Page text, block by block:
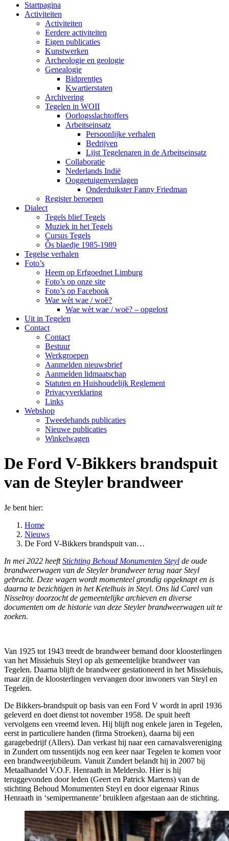
Startpagina
Activiteiten
Activiteiten
Eerdere activiteiten
Eigen publicaties
Kunstwerken
Archeologie en geologie
Genealogie
Bidprentjes
Kwartierstaten
Archivering
Tegelen in WOII
Oorlogsslachtoffers
Arbeitseinsatz
Persoonlijke verhalen
Bedrijven
Lijst Tegelenaren in de Arbeitseinsatz
Collaboratie
Nederlands Indië
Ooggetuigenverslagen
Onderduikster Fanny Friedman
Register beroepen
Dialect
Tegels blief Tegels
Muziek in het Tegels
Cursus Tegels
Ôs blaedje 1985-1989
Tegelse verhalen
Foto’s
Heem op Erfgoednet Limburg
Foto’s op onze site
Foto’s op Facebook
Wae wèt wae / woë?
Wae wèt wae / woë? – opgelost
Uit in Tegelen
Contact
Contact
Bestuur
Werkgroepen
Aanmelden nieuwsbrief
Aanmelden lidmaatschap
Statuten en Huishoudelijk Reglement
Privacyverklaring
Links
Webshop
Tweedehands publicaties
Nieuwe publicaties
Winkelwagen
De Ford V-Bikkers brandspuit
van de Steyler brandweer
Je bent hier:
Home
Nieuws
De Ford V-Bikkers brandspuit van…
In mei 2022 heeftStichting Behoud Monumenten Steyl de oude
brandweerwagen van de Steyler brandweer terug naar Steyl
gebracht. Deze wagen wordt momenteel grondig opgeknapt en is
daarna te bezichtigen in het Ketelhuis in Steyl. Ons lid Carel van
Nisselroy doorzocht de gemeentelijke archieven en diverse
documenten om de historie van deze Steyler brandweerwagen uit te
zoeken.
Van 1925 tot 1943 treedt de brandweer bemand door kloosterlingen
van het Missiehuis Steyl op als gemeentelijke brandweer van
Tegelen. Daarna blijft de brandweer gestationeerd in het Missiehuis,
maar zijn de kloosterlingen vervangen door inwoners van Steyl en
Tegelen.
De Bikkers-brandspuit op basis van een Ford V wordt in april 1936
geleverd en doet dienst tot november 1958. De spuit heeft
vervolgens een vreemd leven. Hij blijft nog enkele jaren in Tegelen,
eerst in particuliere handen (firma Stroeken), daarna bij een
garagebedrijf (Allers). Dan verkast hij naar een carnavalsvereniging
in Zundert om tussentijds nog een keer naar Tegelen te komen voor
een brandweerjubileum. Vanuit Zundert belandt hij in 2007 bij
Metaalhandel V.O.F. Henraath in Melderslo. Hier is hij
teruggevonden door leden (Geert en Patrick Martens) van de
stichting Behoud Monumenten Steyl en door eigenaar Rinus
Henraath in ‘semipermanente’ bruikleen afgestaan aan de stichting.